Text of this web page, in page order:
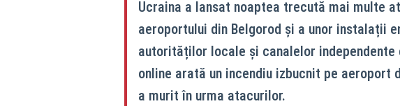
Ucraina a lansat noaptea trecută mai multe
aeroportului din Belgorod și a unor instalații
autorităților locale și canalelor independente
online arată un incendiu izbucnit pe aeroport
a murit în urma atacurilor.